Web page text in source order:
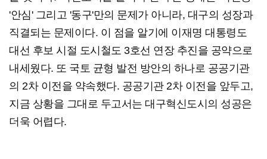
'안심' 그리고 '동구'만의 문제가 아니라, 대구의 성장과
직결되는 문제이다. 이 점을 알기에 이재명 대통령도
대선 후보 시절 도시철도 3호선 연장 추진을 공약으로
내세웠다. 또 국토 균형 발전 방안의 하나로 공공기관
의 2차 이전을 약속했다. 공공기관 2차 이전을 앞두고,
지금 상황을 그대로 두고서는 대구혁신도시의 성공은
더욱 어렵다.